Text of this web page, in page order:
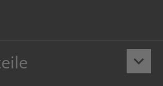
keyboard_arrow_down